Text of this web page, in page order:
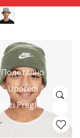
Подетално
Uporedi
Brzi Pregled